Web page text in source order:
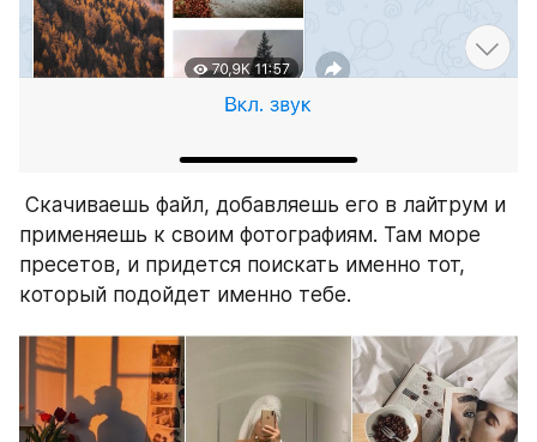
применяешь к своим фотографиям. Там море
пресетов, и придется поискать именно тот,
который подойдет именно тебе.